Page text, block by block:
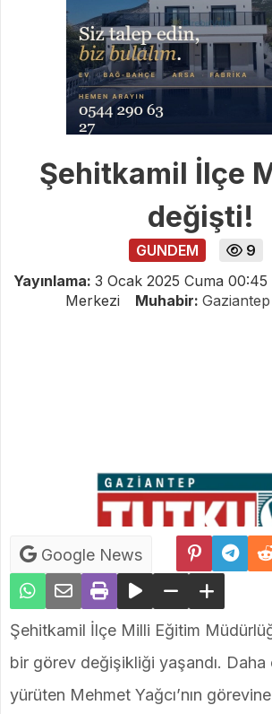
Şehitkamil İlçe
değişti!
GUNDEM
9
Yayınlama: 3 Ocak 2025 Cuma 00:45
Merkezi
Muhabir:
Google News
Şehitkamil İlçe Milli Eğitim
bir görev değişikliği yaşandı.
yürüten Mehmet Yağcı’nın